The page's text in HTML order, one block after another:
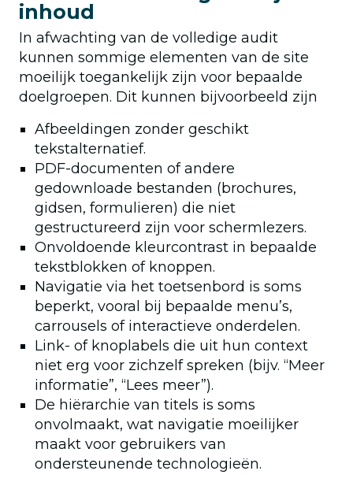
inhoud
In afwachting van de volledige audit
kunnen sommige elementen van de site
moeilijk toegankelijk zijn voor bepaalde
doelgroepen. Dit kunnen bijvoorbeeld zijn
Afbeeldingen zonder geschikt
tekstalternatief.
PDF-documenten of andere
gedownloade bestanden (brochures,
gidsen, formulieren) die niet
gestructureerd zijn voor schermlezers.
Onvoldoende kleurcontrast in bepaalde
tekstblokken of knoppen.
Navigatie via het toetsenbord is soms
beperkt, vooral bij bepaalde menu’s,
carrousels of interactieve onderdelen.
Link- of knoplabels die uit hun context
niet erg voor zichzelf spreken (bijv. “Meer
informatie”, “Lees meer”).
De hiërarchie van titels is soms
onvolmaakt, wat navigatie moeilijker
maakt voor gebruikers van
ondersteunende technologieën.